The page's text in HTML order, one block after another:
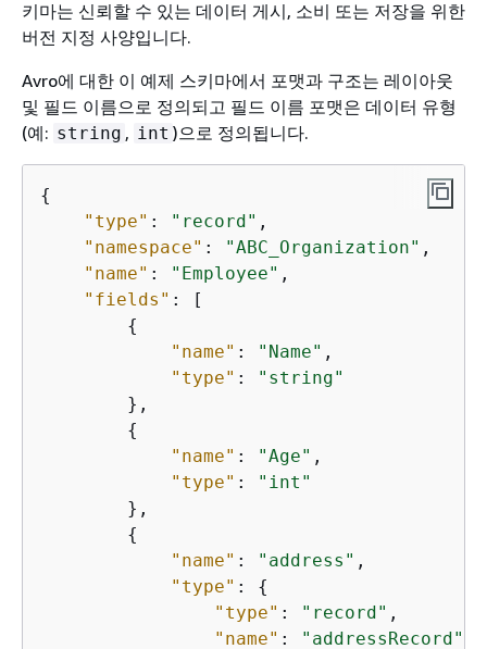
키마는 신뢰할 수 있는 데이터 게시, 소비 또는 저장을 위한
버전 지정 사양입니다.
Avro에 대한 이 예제 스키마에서 포맷과 구조는 레이아웃
및 필드 이름으로 정의되고 필드 이름 포맷은 데이터 유형
(예: string , int )으로 정의됩니다.
{
"type" : "record" ,
"namespace" : "ABC_Organization" ,
"name" : "Employee" ,
"fields" : [
{
"name" : "Name" ,
"type" :
"string"
        },
{
"name" : "Age" ,
"type" :
"int"
        },
{
"name" : "address" ,
"type" : {
"type" : "record" ,
"name" : "addressRecord"